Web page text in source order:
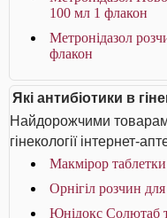
100 мл 1 флакон
Метронідазол
флакон
Які антибіотики в
Найдорожчими
гінекології інтернет-
Макмірор
Орнігіл розчин
Юнідокс Солютаб